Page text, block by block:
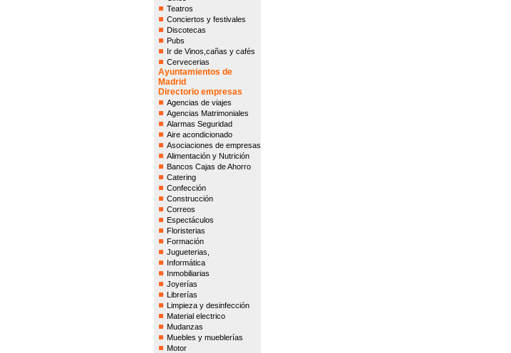
Teatros
Conciertos y festivales
Discotecas
Pubs
Ir de Vinos,cañas y cafés
Cervecerias
Ayuntamientos de
Madrid
Directorio empresas
Agencias de viajes
Agencias Matrimoniales
Alarmas Seguridad
Aire acondicionado
Asociaciones de empresas
Alimentación y Nutrición
Bancos Cajas de Ahorro
Catering
Confección
Construcción
Correos
Espectáculos
Floristerias
Formación
Jugueterias,
Informática
Inmobiliarias
Joyerías
Librerías
Limpieza y desinfección
Material electrico
Mudanzas
Muebles y mueblerías
Motor